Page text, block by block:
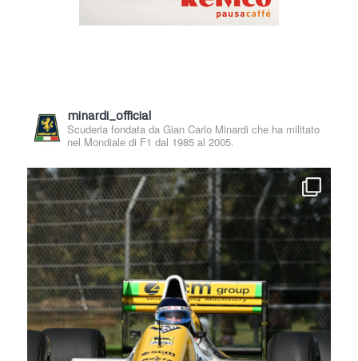
minardi_official
Scuderia fondata da Gian Carlo Minardi che ha militato
nel Mondiale di F1 dal 1985 al 2005.